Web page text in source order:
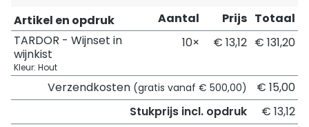
Artikel en opdruk
Aantal Prijs Totaal
TARDOR - Wijnset in
wijnkist
Kleur: Hout
10× € 13,12 € 131,20
Verzendkosten (gratis vanaf € 500,00)
€ 15,00
Stukprijs incl. opdruk
€ 13,12